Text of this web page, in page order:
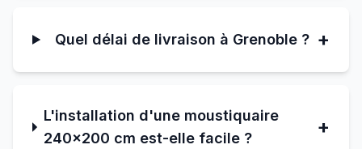
Quel délai de livraison à Grenoble ? +
L'installation d'une moustiquaire
240×200 cm est-elle facile ?
+